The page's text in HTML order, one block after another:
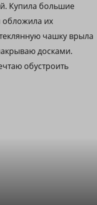
Купила большие
обложила их
чашку врыла
досками.
обустроить